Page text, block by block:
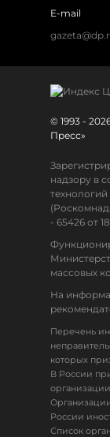
E-mail
© 1993 -
Пресс»
надзору в
- 65426 от
массовых
На
Перечень
которых
В России
России
Список